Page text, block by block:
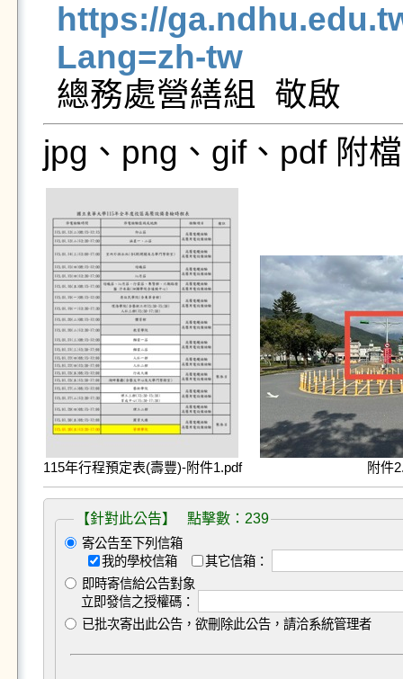
https://
Lang=zh-tw
jpg、png、gif、pdf 附
115年行程預定表(壽豐)-附件1.pdf 附件
【針對此公告】 點擊數：239
寄公告至下列信箱
我的學校信箱
其它信箱：
即時寄信給公告對象
立即發信之授權碼：
已批次寄出此公告，欲刪除此公告，請洽系統管理者